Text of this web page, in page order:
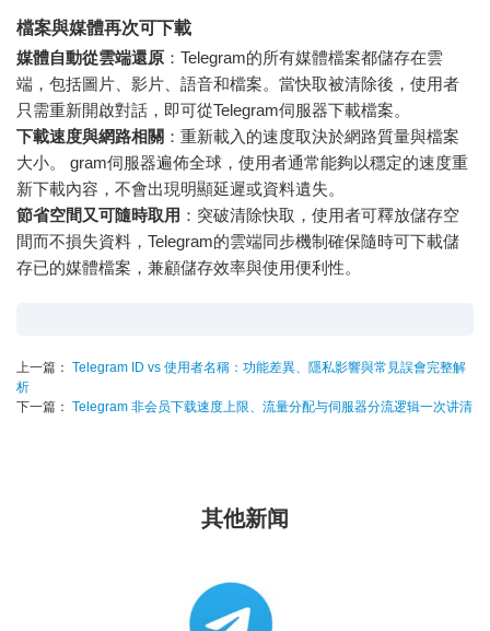
檔案與媒體再次可下載
媒體自動從雲端還原 ：Telegram的所有媒體檔案都儲存在雲
端，包括圖片、影片、語音和檔案。當快取被清除後，使用者
只需重新開啟對話，即可從Telegram伺服器下載檔案。
下載速度與網路相關 ：重新載入的速度取決於網路質量與檔案
大小。 gram伺服器遍佈全球，使用者通常能夠以穩定的速度重
新下載內容，不會出現明顯延遲或資料遺失。
節省空間又可隨時取用 ：突破清除快取，使用者可釋放儲存空
間而不損失資料，Telegram的雲端同步機制確保隨時可下載儲
存已的媒體檔案，兼顧儲存效率與使用便利性。
上一篇： Telegram ID vs 使用者名稱：功能差異、隱私影響與常見誤會完整解
析
下一篇： Telegram 非会员下载速度上限、流量分配与伺服器分流逻辑一次讲清
其他新闻